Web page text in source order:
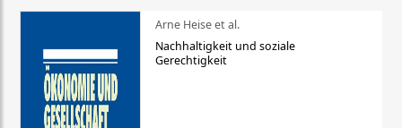
Arne Heise et al.
Nachhaltigkeit und soziale
Gerechtigkeit